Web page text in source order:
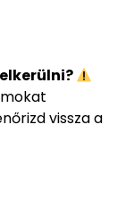
vissza a